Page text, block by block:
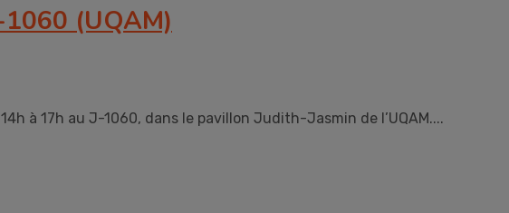
(UQAM)
à 17h au J-1060, dans le pavillon Judith-Jasmin de l’UQAM....